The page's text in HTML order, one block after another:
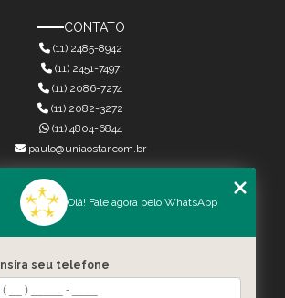
CONTATO
(11) 2485-8942
(11) 2451-7497
(11) 2086-7274
(11) 4804-6844
(11) 2082-3272
paulo@uniaostar.com.br
MENU
QUEM SOMOS
SERVIÇOS
CONTATO
CATEGORIAS
Olá! Fale agora pelo WhatsApp
Insira seu telefone